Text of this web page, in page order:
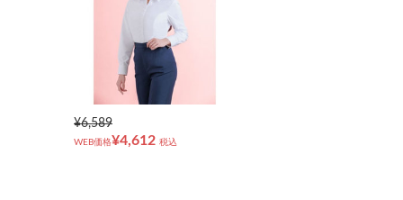
¥6,589
WEB価格¥4,612 税込